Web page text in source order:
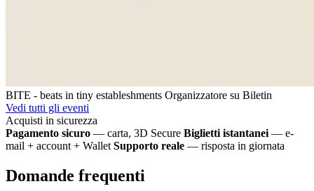
BITE - beats in tiny estableshments Organizzatore su Biletin
Vedi tutti gli eventi
Acquisti in sicurezza
Pagamento sicuro — carta, 3D Secure Biglietti istantanei — e-
mail + account + Wallet Supporto reale — risposta in giornata
Domande frequenti